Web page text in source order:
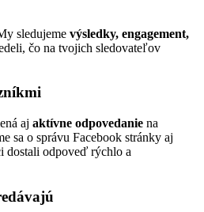
sledujeme výsledky, engagement,
čo na tvojich sledovateľov
aj aktívne odpovedanie na
sa o správu Facebook stránky aj
dostali odpoveď rýchlo a